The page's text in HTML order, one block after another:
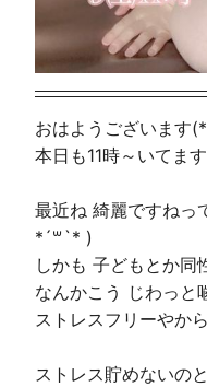
おはようございます
本日も11時～いてま
最近ね 綺麗ですねっ
*´꒳`* )
しかも 子どもとか同
なんかこう じわっと
ストレスフリーやか
ストレス貯めないの